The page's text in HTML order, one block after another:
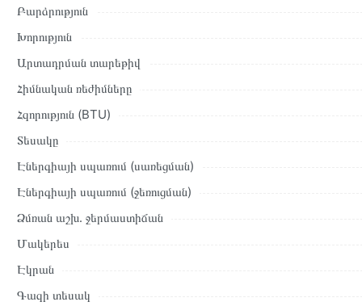
վերադարձը կատարվում է 14 օրվա ընթացքում:
Բարձրություն
Խորություն
Արտադրման տարեթիվ
Հիմնական ռեժիմները
Հզորություն (BTU)
Տեսակը
Էներգիայի սպառում (սառեցման)
Էներգիայի սպառում (ջեռուցման)
Ձմռան աշխ․ ջերմաստիճան
Մակերես
Էկրան
Գազի տեսակ